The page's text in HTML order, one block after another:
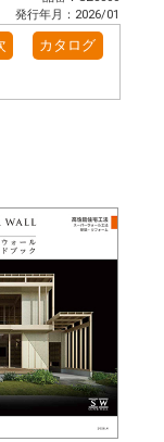
発行年月：2026/01
カタログ